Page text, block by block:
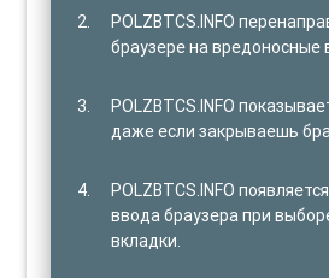
POLZBTCS.INFO
браузере на вредоносные
POLZBTCS.INFO
даже если закрываешь
POLZBTCS.INFO
ввода браузера при
вкладки.